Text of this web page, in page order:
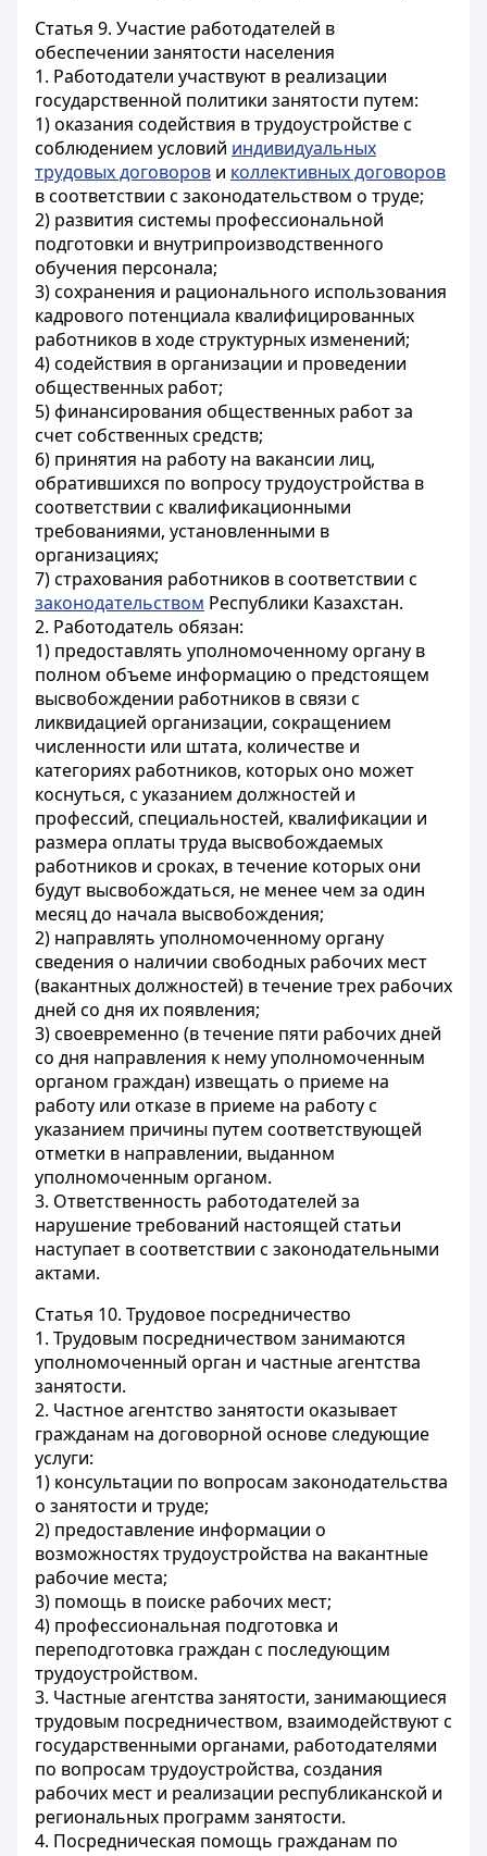
Статья 9. Участие работодателей в
обеспечении занятости населения
1. Работодатели участвуют в реализации
государственной политики занятости путем:
1) оказания содействия в трудоустройстве с
соблюдением условий индивидуальных
трудовых договоров и коллективных договоров
в соответствии с законодательством о труде;
2) развития системы профессиональной
подготовки и внутрипроизводственного
обучения персонала;
3) сохранения и рационального использования
кадрового потенциала квалифицированных
работников в ходе структурных изменений;
4) содействия в организации и проведении
общественных работ;
5) финансирования общественных работ за
счет собственных средств;
6) принятия на работу на вакансии лиц,
обратившихся по вопросу трудоустройства в
соответствии с квалификационными
требованиями, установленными в
организациях;
7) страхования работников в соответствии с
законодательством Республики Казахстан.
2. Работодатель обязан:
1) предоставлять уполномоченному органу в
полном объеме информацию о предстоящем
высвобождении работников в связи с
ликвидацией организации, сокращением
численности или штата, количестве и
категориях работников, которых оно может
коснуться, с указанием должностей и
профессий, специальностей, квалификации и
размера оплаты труда высвобождаемых
работников и сроках, в течение которых они
будут высвобождаться, не менее чем за один
месяц до начала высвобождения;
2) направлять уполномоченному органу
сведения о наличии свободных рабочих мест
(вакантных должностей) в течение трех рабочих
дней со дня их появления;
3) своевременно (в течение пяти рабочих дней
со дня направления к нему уполномоченным
органом граждан) извещать о приеме на
работу или отказе в приеме на работу с
указанием причины путем соответствующей
отметки в направлении, выданном
уполномоченным органом.
3. Ответственность работодателей за
нарушение требований настоящей статьи
наступает в соответствии с законодательными
актами.
Статья 10. Трудовое посредничество
1. Трудовым посредничеством занимаются
уполномоченный орган и частные агентства
занятости.
2. Частное агентство занятости оказывает
гражданам на договорной основе следующие
услуги:
1) консультации по вопросам законодательства
о занятости и труде;
2) предоставление информации о
возможностях трудоустройства на вакантные
рабочие места;
3) помощь в поиске рабочих мест;
4) профессиональная подготовка и
переподготовка граждан с последующим
трудоустройством.
3. Частные агентства занятости, занимающиеся
трудовым посредничеством, взаимодействуют с
государственными органами, работодателями
по вопросам трудоустройства, создания
рабочих мест и реализации республиканской и
региональных программ занятости.
4. Посредническая помощь гражданам по